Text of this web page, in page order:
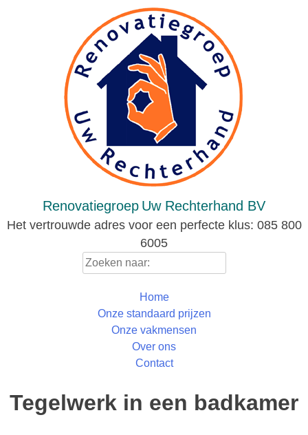
Renovatiegroep Uw Rechterhand BV
Het vertrouwde adres voor een perfecte klus: 085 800
6005
Home
Onze standaard prijzen
Onze vakmensen
Over ons
Contact
Tegelwerk in een badkamer